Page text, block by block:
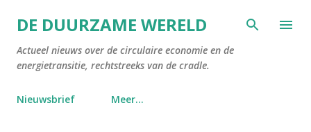
Doorgaan naar hoofdcontent
DE DUURZAME WERELD
Actueel nieuws over de circulaire economie en de
energietransitie, rechtstreeks van de cradle.
Nieuwsbrief Meer…